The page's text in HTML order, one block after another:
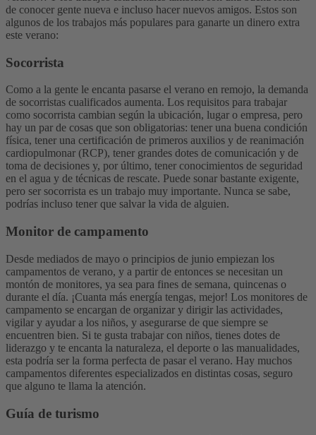
de conocer gente nueva e incluso hacer nuevos amigos. Estos son
algunos de los trabajos más populares para ganarte un dinero extra
este verano:
Socorrista
Como a la gente le encanta pasarse el verano en remojo, la demanda
de socorristas cualificados aumenta. Los requisitos para trabajar
como socorrista cambian según la ubicación, lugar o empresa, pero
hay un par de cosas que son obligatorias: tener una buena condición
física, tener una certificación de primeros auxilios y de reanimación
cardiopulmonar (RCP), tener grandes dotes de comunicación y de
toma de decisiones y, por último, tener conocimientos de seguridad
en el agua y de técnicas de rescate. Puede sonar bastante exigente,
pero ser socorrista es un trabajo muy importante. Nunca se sabe,
podrías incluso tener que salvar la vida de alguien.
Monitor de campamento
Desde mediados de mayo o principios de junio empiezan los
campamentos de verano, y a partir de entonces se necesitan un
montón de monitores, ya sea para fines de semana, quincenas o
durante el día. ¡Cuanta más energía tengas, mejor! Los monitores de
campamento se encargan de organizar y dirigir las actividades,
vigilar y ayudar a los niños, y asegurarse de que siempre se
encuentren bien. Si te gusta trabajar con niños, tienes dotes de
liderazgo y te encanta la naturaleza, el deporte o las manualidades,
esta podría ser la forma perfecta de pasar el verano. Hay muchos
campamentos diferentes especializados en distintas cosas, seguro
que alguno te llama la atención.
Guía de turismo